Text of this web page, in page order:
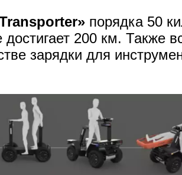
порядка 50
200 км. Также
зарядки для